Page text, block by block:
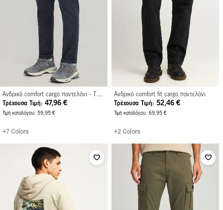
Τρέχουσα Τιμή
47,96 €
Τιμή καταλόγου 59,95 €
+7 Colors
Ανδρικό comfort fit cargo παντελόνι
Τρέχουσα Τιμή
52,46 €
Τιμή καταλόγου 69,95 €
+2 Colors